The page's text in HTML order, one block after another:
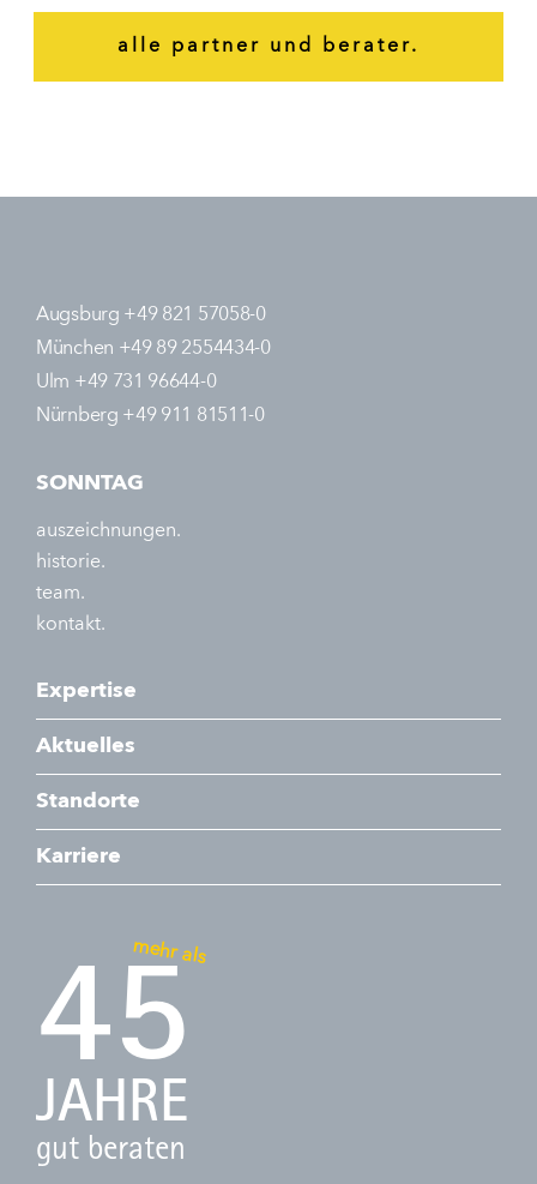
alle partner und berater.
Augsburg +49 821 57058-0
München +49 89 2554434-0
Ulm +49 731 96644-0
Nürnberg +49 911 81511-0
SONNTAG
auszeichnungen.
historie.
team.
kontakt.
Expertise
Aktuelles
Standorte
Karriere
mehr als
45
JAHRE
gut beraten